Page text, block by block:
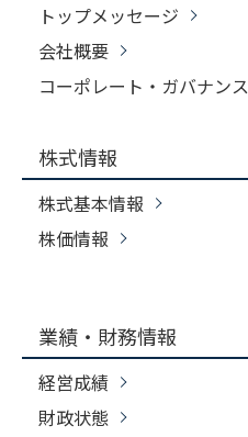
トップメッセージ
会社概要
コーポレート・ガバナンス
株式情報
株式基本情報
株価情報
業績・財務情報
経営成績
財政状態